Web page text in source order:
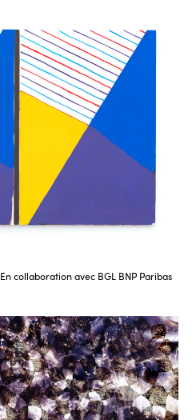
En collaboration avec BGL BNP Paribas